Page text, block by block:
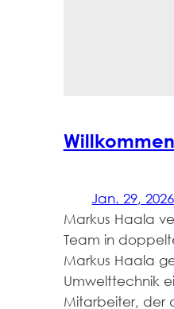
Jan. 29, 2026
Markus Haala
Team in
Markus Haala
Umwelttechnik
Mitarbeiter, der